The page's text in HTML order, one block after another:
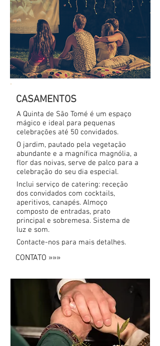
CASAMENTOS
A Quinta de São Tomé é um espaço
mágico e ideal para pequenas
celebrações até 50 convidados.
O jardim, pautado pela vegetação
abundante e a magnífica magnólia, a
flor das noivas, serve de palco para a
celebração do seu dia especial.
Inclui serviço de catering: receção
dos convidados com cocktails,
aperitivos, canapés. Almoço
composto de entradas, prato
principal e sobremesa. Sistema de
luz e som.
Contacte-nos para mais detalhes.
CONTATO »»»